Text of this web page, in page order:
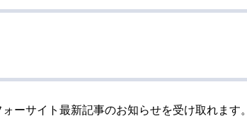
ォーサイト最新記事のお知らせを受け取れます。